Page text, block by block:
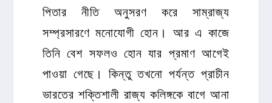
পিতার নীতি অনুসরণ করে সাম্রাজ্য
সম্প্রসারণে মনোযোগী হোন। আর এ কাজে
তিনি বেশ সফলও হোন যার প্রমাণ আগেই
পাওয়া গেছে। কিন্তু তখনো পর্যন্ত প্রাচীন
ভারতের শক্তিশালী রাজ্য কলিঙ্গকে বাগে আনা